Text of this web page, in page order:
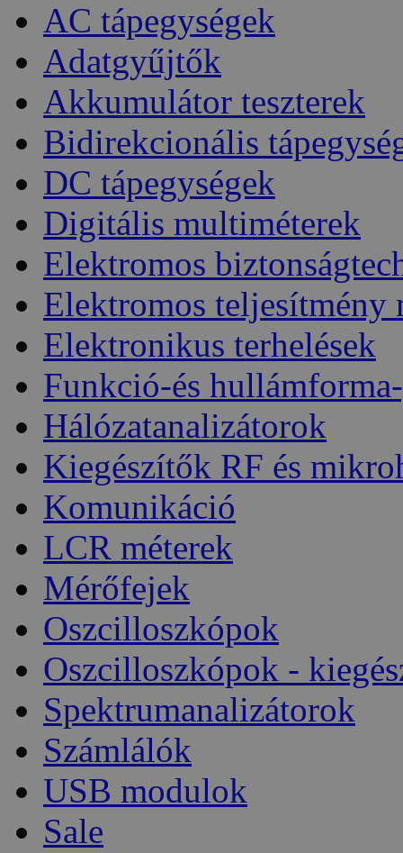
AC tápegységek
Adatgyűjtők
Akkumulátor teszterek
Bidirekcionális
DC tápegységek
Digitális multiméterek
Elektromos
Elektromos teljesítmény
Elektronikus terhelések
Funkció-és
Hálózatanalizátorok
Kiegészítők RF és
Komunikáció
LCR méterek
Mérőfejek
Oszcilloszkópok
Oszcilloszkópok -
Spektrumanalizátorok
Számlálók
USB modulok
Sale